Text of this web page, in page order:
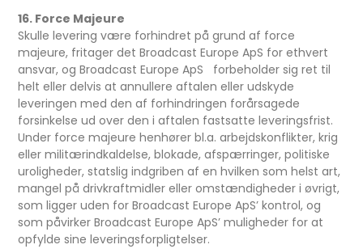
16. Force Majeure
Skulle levering være forhindret på grund af force
majeure, fritager det Broadcast Europe ApS for ethvert
ansvar, og Broadcast Europe ApS forbeholder sig ret til
helt eller delvis at annullere aftalen eller udskyde
leveringen med den af forhindringen forårsagede
forsinkelse ud over den i aftalen fastsatte leveringsfrist.
Under force majeure henhører bl.a. arbejdskonflikter, krig
eller militærindkaldelse, blokade, afspærringer, politiske
uroligheder, statslig indgriben af en hvilken som helst art,
mangel på drivkraftmidler eller omstændigheder i øvrigt,
som ligger uden for Broadcast Europe ApS’ kontrol, og
som påvirker Broadcast Europe ApS’ muligheder for at
opfylde sine leveringsforpligtelser.